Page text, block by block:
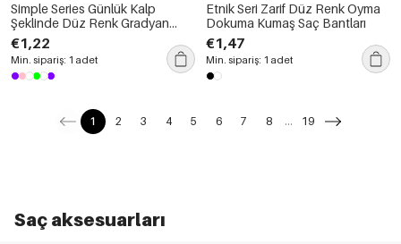
Simple Series Günlük Kalp
Şeklinde Düz Renk Gradyan
Asetat Taşlı Unisex Saç Tokaları
€1,22
Min. sipariş: 1 adet
Etnik Seri Zarif Düz Renk Oyma
Dokuma Kumaş Saç Bantları
€1,47
Min. sipariş: 1 adet
1 2 3 4 5 6 7 8 ... 19
Saç aksesuarları